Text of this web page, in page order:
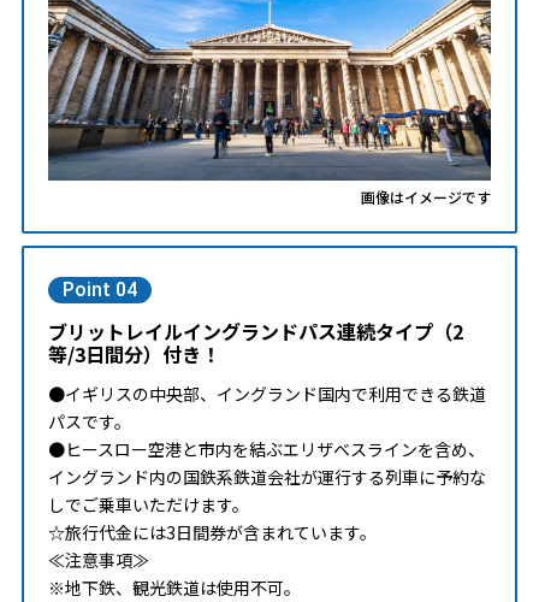
画像はイメージです
Point 04
ブリットレイルイングランドパス連続タイプ（2
等/3日間分）付き！
●イギリスの中央部、イングランド国内で利用できる鉄道
パスです。
●ヒースロー空港と市内を結ぶエリザベスラインを含め、
イングランド内の国鉄系鉄道会社が運行する列車に予約な
しでご乗車いただけます。
☆旅行代金には3日間券が含まれています。
≪注意事項≫
※地下鉄、観光鉄道は使用不可。